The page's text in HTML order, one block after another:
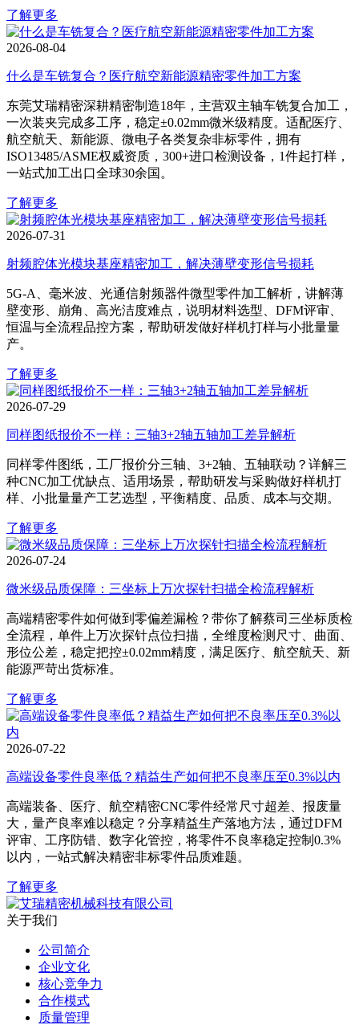
了解更多
2026-08-04
什么是车铣复合？医疗航空新能源精密零件加工方案
东莞艾瑞精密深耕精密制造18年，主营双主轴车铣复合加工，
一次装夹完成多工序，稳定±0.02mm微米级精度。适配医疗、
航空航天、新能源、微电子各类复杂非标零件，拥有
ISO13485/ASME权威资质，300+进口检测设备，1件起打样，
一站式加工出口全球30余国。
了解更多
2026-07-31
射频腔体光模块基座精密加工，解决薄壁变形信号损耗
5G‑A、毫米波、光通信射频器件微型零件加工解析，讲解薄
壁变形、崩角、高光洁度难点，说明材料选型、DFM评审、
恒温与全流程品控方案，帮助研发做好样机打样与小批量量
产。
了解更多
2026-07-29
同样图纸报价不一样：三轴3+2轴五轴加工差异解析
同样零件图纸，工厂报价分三轴、3+2轴、五轴联动？详解三
种CNC加工优缺点、适用场景，帮助研发与采购做好样机打
样、小批量量产工艺选型，平衡精度、品质、成本与交期。
了解更多
2026-07-24
微米级品质保障：三坐标上万次探针扫描全检流程解析
高端精密零件如何做到零偏差漏检？带你了解蔡司三坐标质检
全流程，单件上万次探针点位扫描，全维度检测尺寸、曲面、
形位公差，稳定把控±0.02mm精度，满足医疗、航空航天、新
能源严苛出货标准。
了解更多
2026-07-22
高端设备零件良率低？精益生产如何把不良率压至0.3%以内
高端装备、医疗、航空精密CNC零件经常尺寸超差、报废量
大，量产良率难以稳定？分享精益生产落地方法，通过DFM
评审、工序防错、数字化管控，将零件不良率稳定控制0.3%
以内，一站式解决精密非标零件品质难题。
了解更多
关于我们
公司简介
企业文化
核心竞争力
合作模式
质量管理